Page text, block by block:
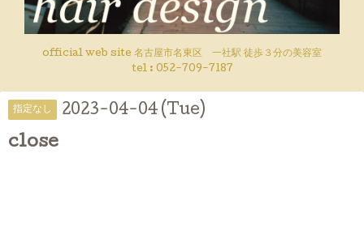
official web site 名古屋市名東区 一社駅 徒歩３分の美容室
tel : 052-709-7187
指定なし 2023-04-04 (Tue)
close